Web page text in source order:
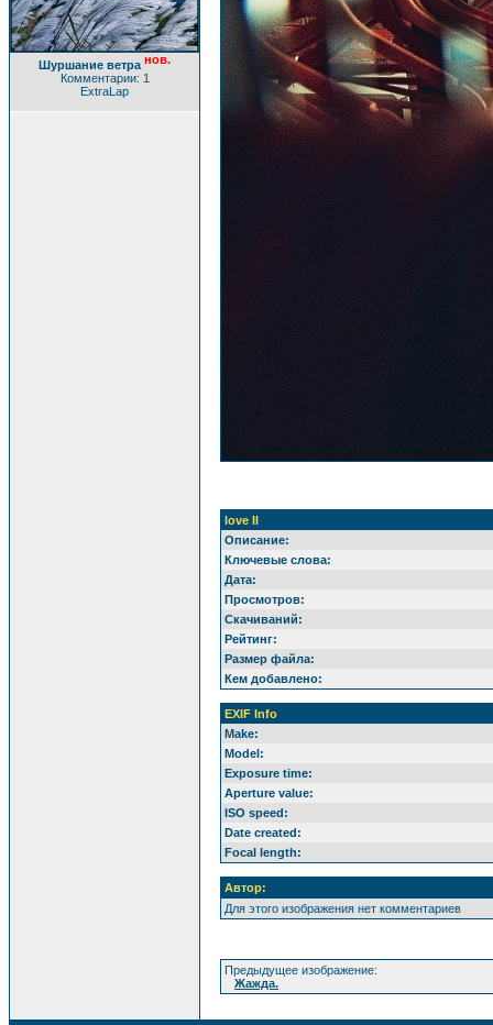
Шуршание ветра нов.
Комментарии: 1
ExtraLap
love II
Описание:
Ключевые слова:
Дата:
Просмотров:
Скачиваний:
Рейтинг:
Размер файла:
Кем добавлено:
EXIF Info
Make:
Model:
Exposure time:
Aperture value:
ISO speed:
Date created:
Focal length:
Автор:
Для этого изображения нет комментариев
Предыдущее изображение:
Жажда.